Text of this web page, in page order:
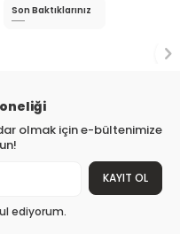
Son Baktıklarınız
olmak için e-bültenimize
KAYIT OL
ediyorum.